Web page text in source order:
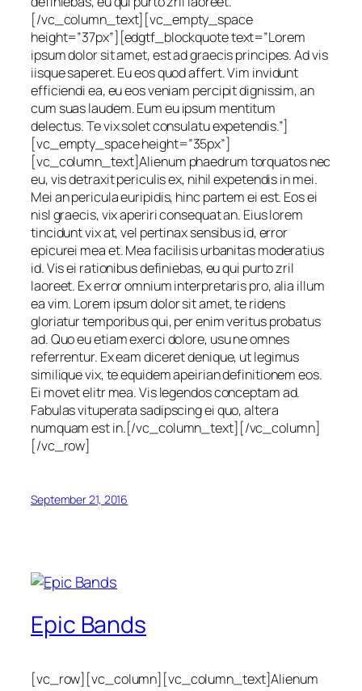
[/vc_column_text][vc_empty_space
height=”37px”][edgtf_blockquote text=”Lorem
ipsum dolor sit amet, est ad graecis principes. Ad vis
iisque saperet. Eu eos quod affert. Vim invidunt
efficiendi ea, eu eos veniam percipit dignissim, an
cum suas laudem. Eum eu ipsum mentitum
delectus. Te vix solet consulatu expetendis.”]
[vc_empty_space height=”35px”]
[vc_column_text]Alienum phaedrum torquatos nec
eu, vis detraxit periculis ex, nihil expetendis in mei.
Mei an pericula euripidis, hinc partem ei est. Eos ei
nisl graecis, vix aperiri consequat an. Eius lorem
tincidunt vix at, vel pertinax sensibus id, error
epicurei mea et. Mea facilisis urbanitas moderatius
id. Vis ei rationibus definiebas, eu qui purto zril
laoreet. Ex error omnium interpretaris pro, alia illum
ea vim. Lorem ipsum dolor sit amet, te ridens
gloriatur temporibus qui, per enim veritus probatus
ad. Quo eu etiam exerci dolore, usu ne omnes
referrentur. Ex eam diceret denique, ut legimus
similique vix, te equidem apeirian definitionem eos.
Ei movet elitr mea. Vis legendos conceptam ad.
Fabulas vituperata sadipscing ei quo, altera
numquam est in.[/vc_column_text][/vc_column]
[/vc_row]
September 21, 2016
Epic Bands
[vc_row][vc_column][vc_column_text]Alienum